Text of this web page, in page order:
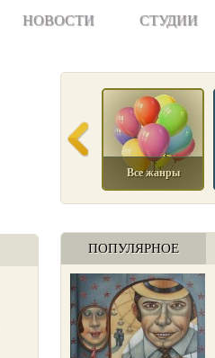
НОВОСТИ СТУДИИ
Все жанры
ПОПУЛЯРНОЕ